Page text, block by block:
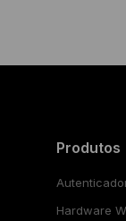
Produtos
Hardware